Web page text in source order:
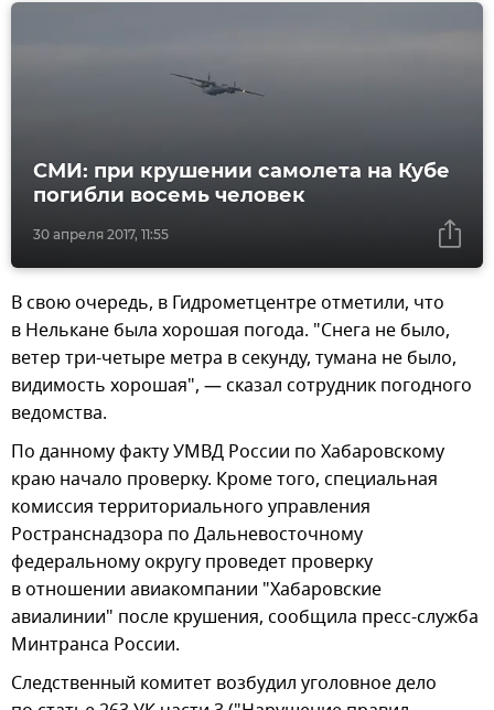
30 апреля 2017, 11:55
СМИ: при крушении самолета на Кубе
погибли восемь человек
В свою очередь, в Гидрометцентре отметили, что
в Нелькане была хорошая погода. "Снега не было,
ветер три-четыре метра в секунду, тумана не было,
видимость хорошая", — сказал сотрудник погодного
ведомства.
По данному факту УМВД России по Хабаровскому
краю начало проверку. Кроме того, специальная
комиссия территориального управления
Ространснадзора по Дальневосточному
федеральному округу проведет проверку
в отношении авиакомпании "Хабаровские
авиалинии" после крушения, сообщила пресс-служба
Минтранса России.
Следственный комитет возбудил уголовное дело